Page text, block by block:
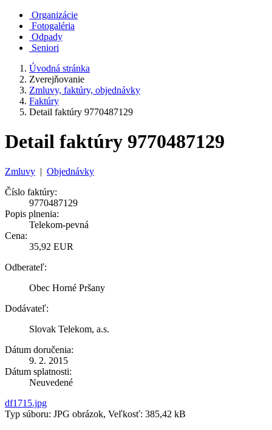
Organizácie
Fotogaléria
Odpady
Seniori
Úvodná stránka
Zverejňovanie
Zmluvy, faktúry, objednávky
Faktúry
Detail faktúry 9770487129
Detail faktúry 9770487129
Zmluvy | Objednávky
Číslo faktúry:
9770487129
Popis plnenia:
Telekom-pevná
Cena:
35,92 EUR
Odberateľ:
Obec Horné Pršany
Dodávateľ:
Slovak Telekom, a.s.
Dátum doručenia:
9. 2. 2015
Dátum splatnosti:
Neuvedené
df1715.jpg
Typ súboru: JPG obrázok, Veľkosť: 385,42 kB